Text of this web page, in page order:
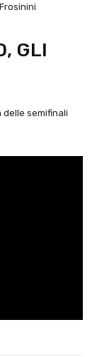
GLI
delle semifinali